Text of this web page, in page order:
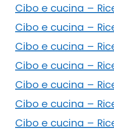
Cibo e cucina –
Cibo e cucina –
Cibo e cucina –
Cibo e cucina –
Cibo e cucina –
Cibo e cucina –
Cibo e cucina –